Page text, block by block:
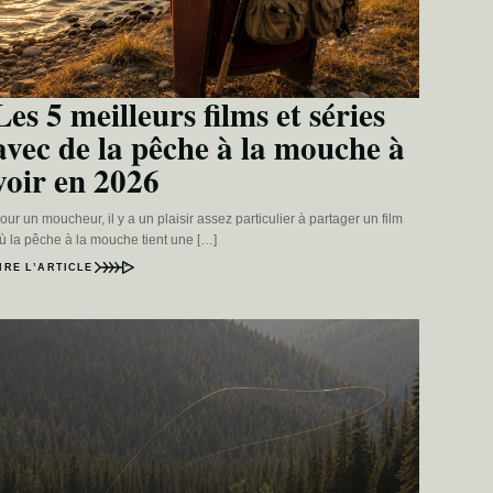
5 meilleurs films et séries
de la pêche à la mouche à
en 2026
un moucheur, il y a un plaisir assez particulier à partager un film
la pêche à la mouche tient une […]
L’ARTICLE